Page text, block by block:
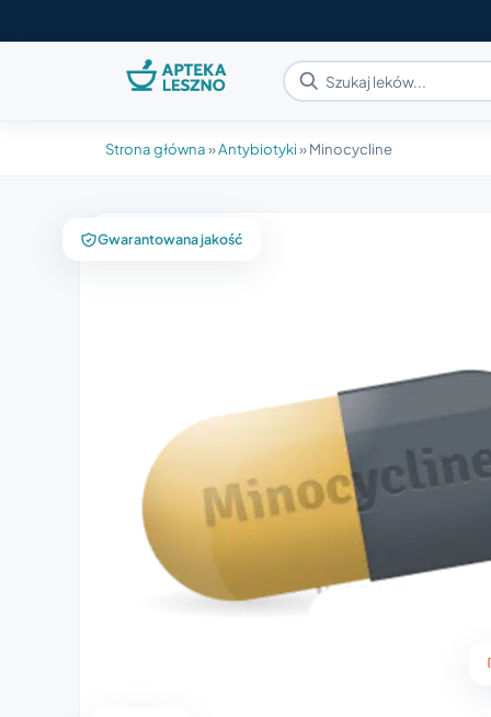
Strona główna»Antybiotyki»Minocycline
Gwarantowana jakość